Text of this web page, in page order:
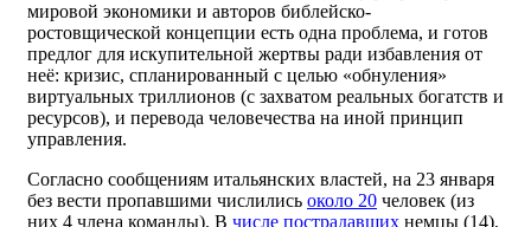
мировой экономики и авторов библейско-
ростовщической концепции есть одна проблема, и готов
предлог для искупительной жертвы ради избавления от
неё: кризис, спланированный с целью «обнуления»
виртуальных триллионов (с захватом реальных богатств и
ресурсов), и перевода человечества на иной принцип
управления.
Согласно сообщениям итальянских властей, на 23 января
без вести пропавшими числились около 20 человек (из
них 4 члена команды). В числе пострадавших немцы (14),